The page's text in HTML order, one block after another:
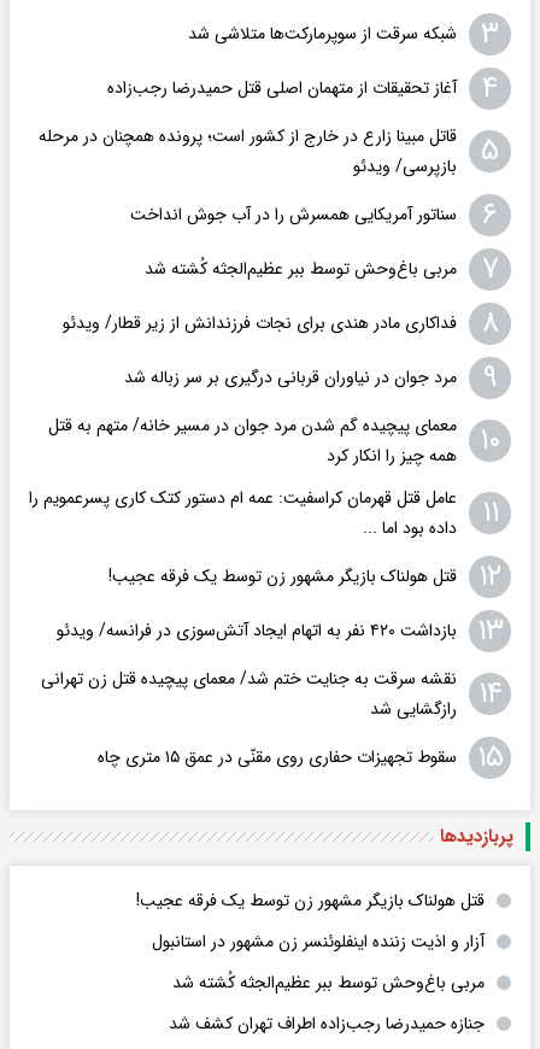
۳ شبکه سرقت از سوپرمارکت‌ها متلاشی شد
۴ آغاز تحقیقات از متهمان اصلی قتل حمیدرضا رجب‌زاده
۵
قاتل مبینا زارع در خارج از کشور است؛ پرونده همچنان در مرحله
بازپرسی/ ویدئو
۶ سناتور آمریکایی همسرش را در آب جوش انداخت
۷ مربی باغ‌وحش توسط ببر عظیم‌الجثه کُشته شد
۸ فداکاری مادر هندی برای نجات فرزندانش از زیر قطار/ ویدئو
۹ مرد جوان در نیاوران قربانی درگیری بر سر زباله شد
۱۰
معمای پیچیده گم شدن مرد جوان در مسیر خانه/ متهم به قتل
همه چیز را انکار کرد
۱۱
عامل قتل قهرمان کراسفیت: عمه ام دستور کتک کاری پسرعمویم را
داده بود اما ...
۱۲ قتل هولناک بازیگر مشهور زن توسط یک فرقه عجیب!
۱۳ بازداشت ۴۲۰ نفر به اتهام ایجاد آتش‌سوزی‌ در فرانسه/ ویدئو
۱۴
نقشه سرقت به جنایت ختم شد/ معمای پیچیده قتل زن تهرانی
رازگشایی شد
۱۵ سقوط تجهیزات حفاری روی مقنّی در عمق ۱۵ متری چاه
پربازدید‌ها
قتل هولناک بازیگر مشهور زن توسط یک فرقه عجیب!
آزار و اذیت زننده اینفلوئنسر زن مشهور در استانبول
مربی باغ‌وحش توسط ببر عظیم‌الجثه کُشته شد
جنازه حمیدرضا رجب‌زاده اطراف تهران کشف شد